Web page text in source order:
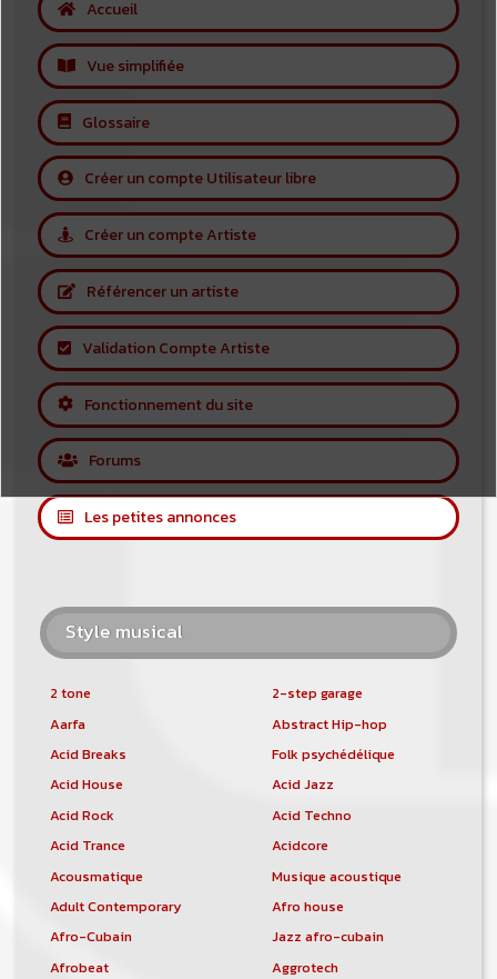
Accueil
Vue simplifiée
Glossaire
Créer un compte Utilisateur libre
Créer un compte Artiste
Référencer un artiste
Validation Compte Artiste
Fonctionnement du site
Forums
Les petites annonces
Style musical
2 tone
2-step garage
Aarfa
Abstract Hip-hop
Acid Breaks
Folk psychédélique
Acid House
Acid Jazz
Acid Rock
Acid Techno
Acid Trance
Acidcore
Acousmatique
Musique acoustique
Adult Contemporary
Afro house
Afro-Cubain
Jazz afro-cubain
Afrobeat
Aggrotech